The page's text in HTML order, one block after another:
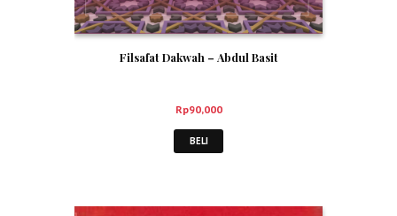
Filsafat Dakwah – Abdul Basit
Rp90,000
BELI